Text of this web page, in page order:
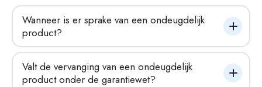
Wanneer is er sprake van een ondeugdelijk
product?
Valt de vervanging van een ondeugdelijk
product onder de garantiewet?